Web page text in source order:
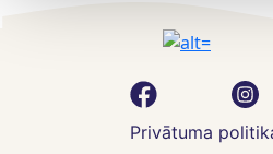
Privātuma